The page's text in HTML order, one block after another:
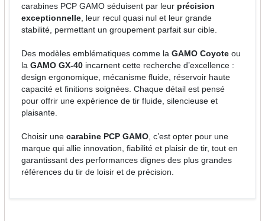
carabines PCP GAMO séduisent par leur précision
exceptionnelle , leur recul quasi nul et leur grande
stabilité, permettant un groupement parfait sur cible.
Des modèles emblématiques comme laGAMO Coyote ou
laGAMO GX-40 incarnent cette recherche d’excellence :
design ergonomique, mécanisme fluide, réservoir haute
capacité et finitions soignées. Chaque détail est pensé
pour offrir une expérience de tir fluide, silencieuse et
plaisante.
Choisir unecarabine PCP GAMO , c’est opter pour une
marque qui allie innovation, fiabilité et plaisir de tir, tout en
garantissant des performances dignes des plus grandes
références du tir de loisir et de précision.